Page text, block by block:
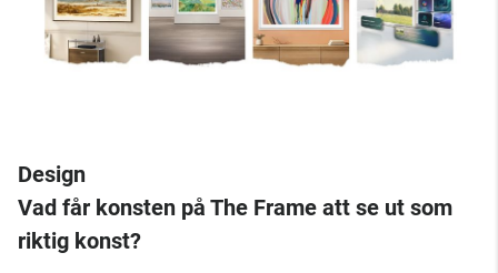
Design
Vad får konsten på The Frame att se ut som
riktig konst?